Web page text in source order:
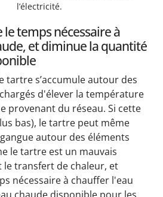
l’électricité.
temps nécessaire à
et diminue la quantité
tartre s’accumule autour des
d'élever la température
provenant du réseau. Si cette
bas), le tartre peut même
autour des éléments
le tartre est un mauvais
transfert de chaleur, et
nécessaire à chauffer l'eau